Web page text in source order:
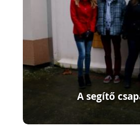
A segítő